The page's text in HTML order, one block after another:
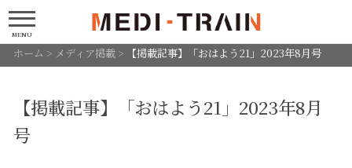
MENU
ホーム > メディア掲載> 【掲載記事】「おはよう21」2023年8月号
【掲載記事】「おはよう21」2023年8月
号